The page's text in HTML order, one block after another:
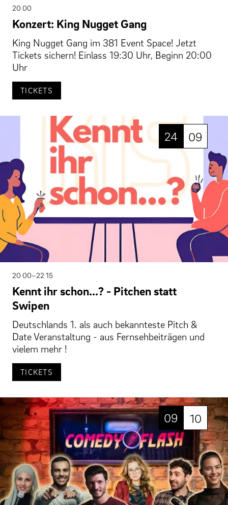
20 00
Konzert: King Nugget Gang
King Nugget Gang im 381 Event Space! Jetzt
Tickets sichern! Einlass 19:30 Uhr, Beginn 20:00
Uhr
TICKETS
24 09
20 00–22 15
Kennt ihr schon...? - Pitchen statt
Swipen
Deutschlands 1. als auch bekannteste Pitch &
Date Veranstaltung - aus Fernsehbeiträgen und
vielem mehr !
TICKETS
09 10